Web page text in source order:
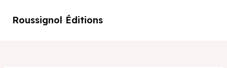
Roussignol Éditions